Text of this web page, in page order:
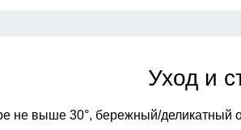
Упаковка и
темно-серый, темно-синий
Уход и
не выше 30°, бережный/деликатный